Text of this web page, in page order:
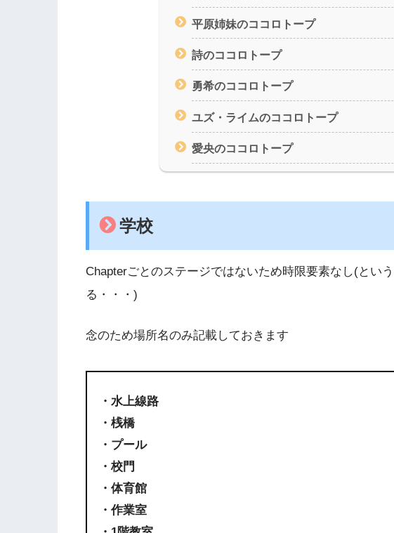
平原姉妹のココロトープ
詩のココロトープ
勇希のココロトープ
ユズ・ライムのココロトープ
愛央のココロトープ
学校
Chapterごとのステージではないため時限要素なし(とい
る・・・)
念のため場所名のみ記載しておきます
・水上線路
・桟橋
・プール
・校門
・体育館
・作業室